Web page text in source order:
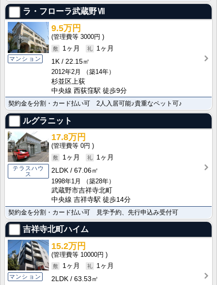
ラ・フローラ武蔵野Ⅶ
マンション
9.5万円
3000円
1ヶ月
1ヶ月
1K
22.15㎡
2012年2月
（築14年）
杉並区上荻
中央線 西荻窪駅 徒歩9分
契約金を分割・カード払い可 2人入居可能♪貴重なペット可♪
ルグラニット
テラスハウ
ス
17.8万円
0円
1ヶ月
1ヶ月
2LDK
67.06㎡
1998年1月
（築28年）
武蔵野市吉祥寺北町
中央線 吉祥寺駅 徒歩14分
契約金を分割・カード払い可 見学予約、先行申込み受付可
吉祥寺北町ハイム
マンション
15.2万円
10000円
1ヶ月
1ヶ月
2LDK
63.53㎡